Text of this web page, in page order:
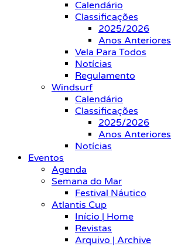
Calendário
Classificações
2025/2026
Anos Anteriores
Vela Para Todos
Notícias
Regulamento
Windsurf
Calendário
Classificações
2025/2026
Anos Anteriores
Notícias
Eventos
Agenda
Semana do Mar
Festival Náutico
Atlantis Cup
Início | Home
Revistas
Arquivo | Archive